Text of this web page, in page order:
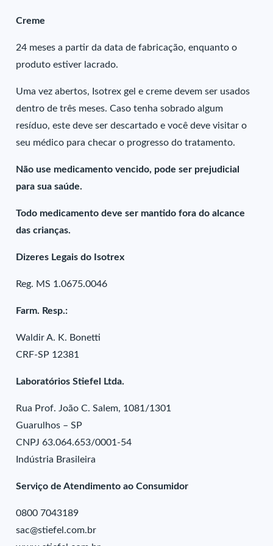
Creme
24 meses a partir da data de fabricação, enquanto o
produto estiver lacrado.
Uma vez abertos, Isotrex gel e creme devem ser usados
dentro de três meses. Caso tenha sobrado algum
resíduo, este deve ser descartado e você deve visitar o
seu médico para checar o progresso do tratamento.
Não use medicamento vencido, pode ser prejudicial
para sua saúde.
Todo medicamento deve ser mantido fora do alcance
das crianças.
Dizeres Legais do Isotrex
Reg. MS 1.0675.0046
Farm. Resp.:
Waldir A. K. Bonetti
CRF-SP 12381
Laboratórios Stiefel Ltda.
Rua Prof. João C. Salem, 1081/1301
Guarulhos – SP
CNPJ 63.064.653/0001-54
Indústria Brasileira
Serviço de Atendimento ao Consumidor
0800 7043189
sac@stiefel.com.br